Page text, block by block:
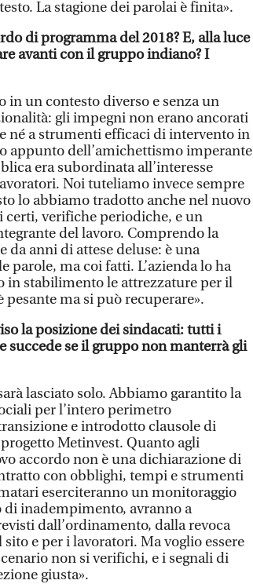
La stagione dei parolai è finita».
di programma del 2018? E, alla luce
avanti con il gruppo indiano? I
in un contesto diverso e senza un
gli impegni non erano ancorati
né a strumenti efficaci di intervento in
appunto dell’amichettismo imperante
era subordinata all’interesse
Noi tuteliamo invece sempre
lo abbiamo tradotto anche nel nuovo
verifiche periodiche, e un
del lavoro. Comprendo la
da anni di attese deluse: è una
parole, ma coi fatti. L’azienda lo ha
in stabilimento le attrezzature per il
pesante ma si può recuperare».
la posizione dei sindacati: tutti i
succede se il gruppo non manterrà gli
lasciato solo. Abbiamo garantito la
per l’intero perimetro
e introdotto clausole di
Metinvest. Quanto agli
accordo non è una dichiarazione di
con obblighi, tempi e strumenti
eserciteranno un monitoraggio
di inadempimento, avranno a
dall’ordinamento, dalla revoca
e per i lavoratori. Ma voglio essere
non si verifichi, e i segnali di
giusta».